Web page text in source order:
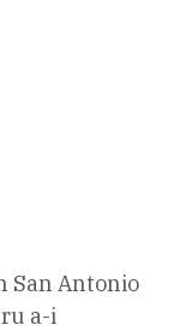
San Antonio
a-i